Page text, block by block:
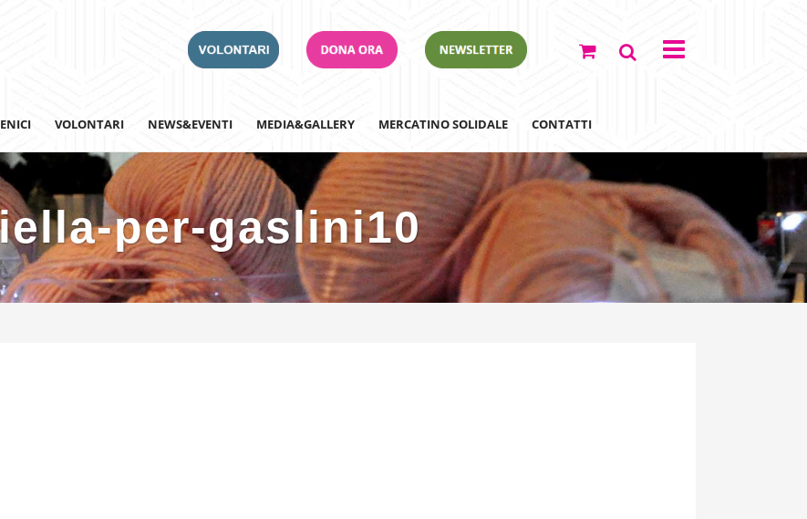
Adotta un Ospedale
Team Building
VOLONTARI NEWS&EVENTI MEDIA&GALLERY MERCATINO SOLIDALE CONTATTI
per-gaslini10